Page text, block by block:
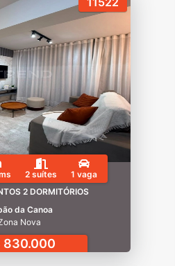
2 suítes
1 vaga
2 DORMITÓRIOS
da Canoa
Nova
830.000